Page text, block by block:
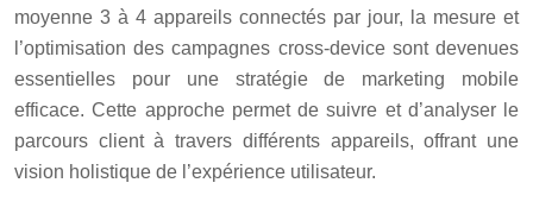
moyenne 3 à 4 appareils connectés par jour, la mesure et
l’optimisation des campagnes cross-device sont devenues
essentielles pour une stratégie de marketing mobile
efficace. Cette approche permet de suivre et d’analyser le
parcours client à travers différents appareils, offrant une
vision holistique de l’expérience utilisateur.